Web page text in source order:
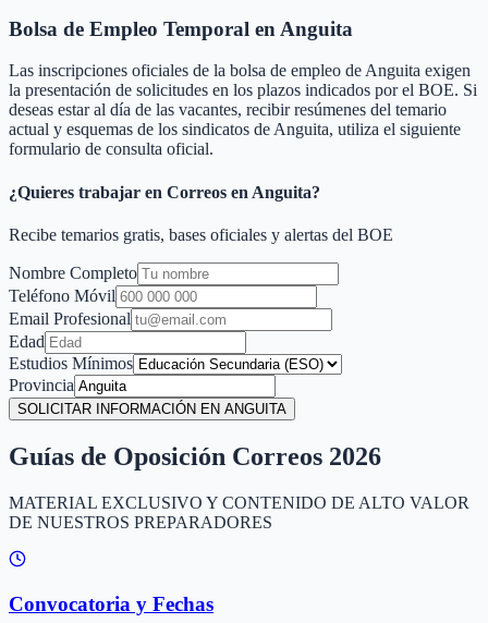
Bolsa de Empleo Temporal en Anguita
Las inscripciones oficiales de la bolsa de empleo deAnguita exigen
la presentación de solicitudes en los plazos indicados por el BOE. Si
deseas estar al día de las vacantes, recibir resúmenes del temario
actual y esquemas de los sindicatos deAnguita, utiliza el siguiente
formulario de consulta oficial.
¿Quieres trabajar en Correos en Anguita?
Recibe temarios gratis, bases oficiales y alertas del BOE
Nombre Completo
Teléfono Móvil
Email Profesional
Edad
Estudios Mínimos
Provincia
SOLICITAR INFORMACIÓN EN ANGUITA
Guías de Oposición Correos 2026
MATERIAL EXCLUSIVO Y CONTENIDO DE ALTO VALOR
DE NUESTROS PREPARADORES
Convocatoria y Fechas